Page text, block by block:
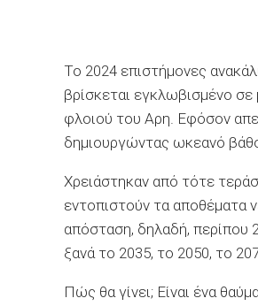
Το 2024 επιστήμονες
βρίσκεται εγκλωβισμένο
φλoιού του Αρη. Εφόσον
δημιουργώντας ωκεανό
Χρειάστηκαν από τότε
εντοπιστούν τα αποθέματα
απόσταση, δηλαδή, περίπου
ξανά το 2035, το 2050, το
Πώς θα γίνει; Είναι ένα